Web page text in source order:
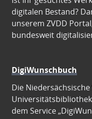
digitalen Bestand?
unserem ZVDD
bundesweit
DigiWunschbuch
Die
dem Service